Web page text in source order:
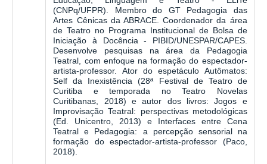
(CNPq/UFPR). Membro do GT Pedagogia das
Artes Cênicas da ABRACE. Coordenador da área
de Teatro no Programa Institucional de Bolsa de
Iniciação à Docência - PIBID/UNESPAR/CAPES.
Desenvolve pesquisas na área da Pedagogia
Teatral, com enfoque na formação do espectador-
artista-professor. Ator do espetáculo Autômatos:
Self da Inexistência (28ª Festival de Teatro de
Curitiba e temporada no Teatro Novelas
Curitibanas, 2018) e autor dos livros: Jogos e
Improvisação Teatral: perspectivas metodológicas
(Ed. Unicentro, 2013) e Interfaces entre Cena
Teatral e Pedagogia: a percepção sensorial na
formação do espectador-artista-professor (Paco,
2018).